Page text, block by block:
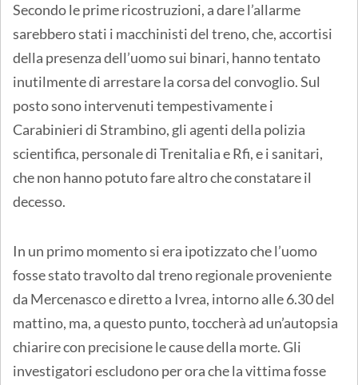
Secondo le prime ricostruzioni, a dare l’allarme
sarebbero stati i macchinisti del treno, che, accortisi
della presenza dell’uomo sui binari, hanno tentato
inutilmente di arrestare la corsa del convoglio. Sul
posto sono intervenuti tempestivamente i
Carabinieri di Strambino, gli agenti della polizia
scientifica, personale di Trenitalia e Rfi, e i sanitari,
che non hanno potuto fare altro che constatare il
decesso.
In un primo momento si era ipotizzato che l’uomo
fosse stato travolto dal treno regionale proveniente
da Mercenasco e diretto a Ivrea, intorno alle 6.30 del
mattino, ma, a questo punto, toccherà ad un’autopsia
chiarire con precisione le cause della morte. Gli
investigatori escludono per ora che la vittima fosse